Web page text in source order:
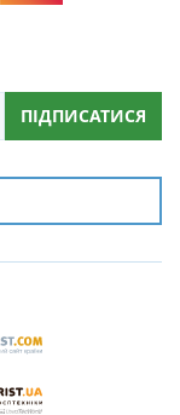
ПІДПИСАТИСЯ